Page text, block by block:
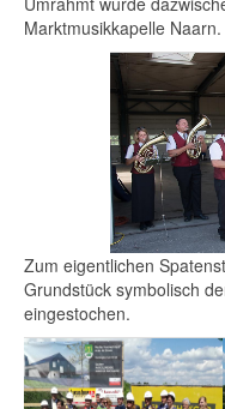
Marktmusikkapelle Naarn.
Zum eigentlichen
Grundstück symbolisch
eingestochen.